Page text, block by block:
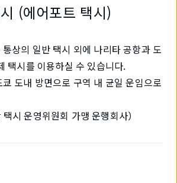
(에어포트 택시)
상의 일반 택시 외에 나리타 공항과 도
택시를 이용하실 수 있습니다.
도내 방면으로 구역 내 균일 운임으로
택시 운영위원회 가맹 운행회사）